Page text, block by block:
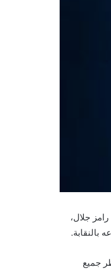
الفنان رامز جلال،
بالنقابة.
جميع